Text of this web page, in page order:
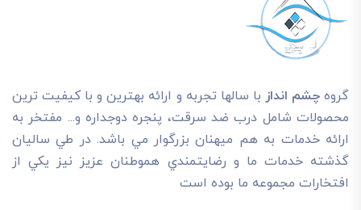
گروهچشم انداز با سالها تجربه و ارائه بهترين و با کيفيت ترين
محصولات شامل درب ضد سرقت، پنجره دوجداره و... مفتخر به
ارائه خدمات به هم ميهنان بزرگوار مي باشد. در طي ساليان
گذشته خدمات ما و رضايتمندي هموطنان عزيز نيز يکي از
افتخارات مجموعه ما بوده است